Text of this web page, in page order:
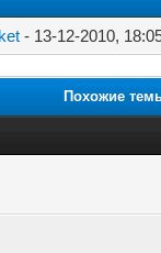
- 13-12-2010,
Похожие